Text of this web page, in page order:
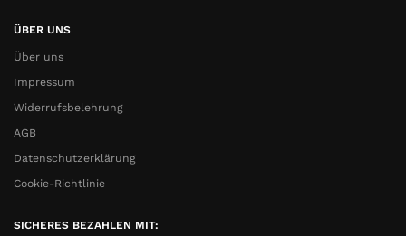
ÜBER UNS
Über uns
Impressum
Widerrufsbelehrung
AGB
Datenschutzerklärung
Cookie-Richtlinie
SICHERES BEZAHLEN MIT: